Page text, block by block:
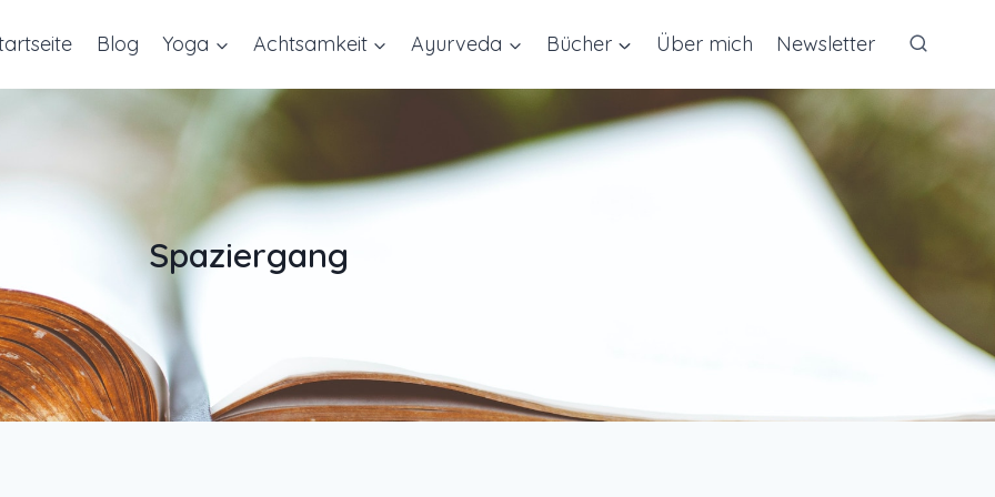
Blog Yoga Achtsamkeit Ayurveda Bücher Über mich Newsletter
Spaziergang